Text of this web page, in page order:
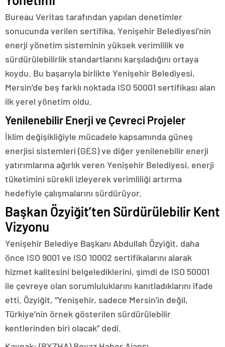
Bureau Veritas tarafından yapılan denetimler
sonucunda verilen sertifika, Yenişehir Belediyesi’nin
enerji yönetim sisteminin yüksek verimlilik ve
sürdürülebilirlik standartlarını karşıladığını ortaya
koydu. Bu başarıyla birlikte Yenişehir Belediyesi,
Mersin’de beş farklı noktada ISO 50001 sertifikası alan
ilk yerel yönetim oldu.
Yenilenebilir Enerji ve Çevreci Projeler
İklim değişikliğiyle mücadele kapsamında güneş
enerjisi sistemleri (GES) ve diğer yenilenebilir enerji
yatırımlarına ağırlık veren Yenişehir Belediyesi, enerji
tüketimini sürekli izleyerek verimliliği artırma
hedefiyle çalışmalarını sürdürüyor.
Başkan Özyiğit’ten Sürdürülebilir Kent
Vizyonu
Yenişehir Belediye Başkanı Abdullah Özyiğit, daha
önce ISO 9001 ve ISO 10002 sertifikalarını alarak
hizmet kalitesini belgelediklerini, şimdi de ISO 50001
ile çevreye olan sorumluluklarını kanıtladıklarını ifade
etti. Özyiğit, “Yenişehir, sadece Mersin’in değil,
Türkiye’nin örnek gösterilen sürdürülebilir
kentlerinden biri olacak” dedi.